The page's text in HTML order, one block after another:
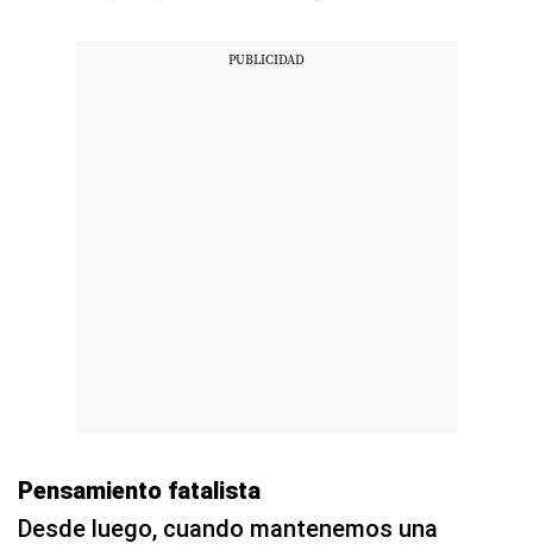
Pensamiento fatalista
Desde luego, cuando mantenemos una